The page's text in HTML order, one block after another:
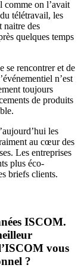
comme on l’avait
télétravail, les
naitre des
quelques temps
se rencontrer et de
n’est
toujours
de produits
les
au cœur des
Les entreprises
plus éco-
briefs clients.
ISCOM.
vous
?